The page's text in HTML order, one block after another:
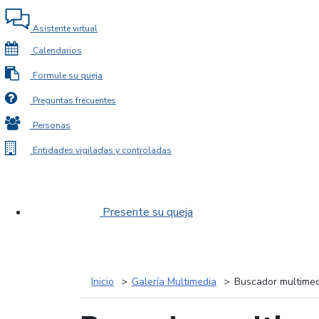
Asistente virtual
Calendarios
Formule su queja
Preguntas frecuentes
Personas
Entidades vigiladas y controladas
Presente su queja
Inicio Galería Multimedia Buscador